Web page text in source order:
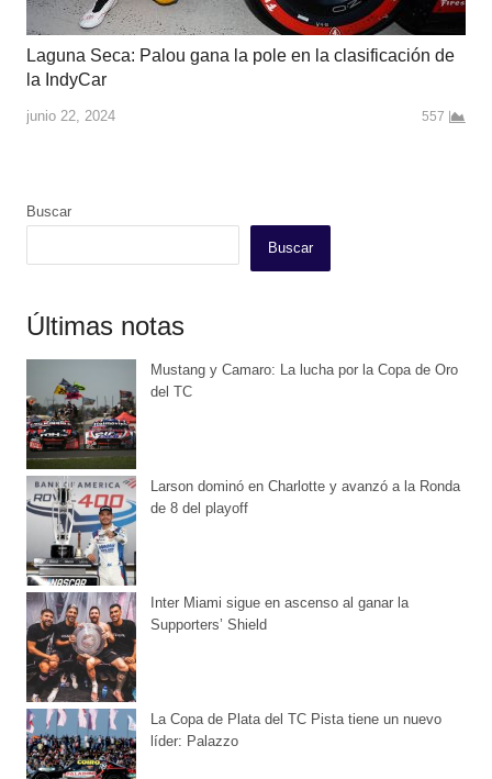
Laguna Seca: Palou gana la pole en la clasificación de
la IndyCar
junio 22, 2024 557
Buscar
Buscar
Últimas notas
Mustang y Camaro: La lucha por la Copa de Oro
del TC
Larson dominó en Charlotte y avanzó a la Ronda
de 8 del playoff
Inter Miami sigue en ascenso al ganar la
Supporters’ Shield
La Copa de Plata del TC Pista tiene un nuevo
líder: Palazzo